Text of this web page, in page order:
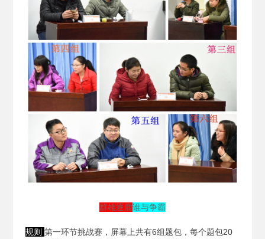
群雄逐鹿谁与争霸
规则 第一环节挑战赛，屏幕上共有6组题包，每个题包20